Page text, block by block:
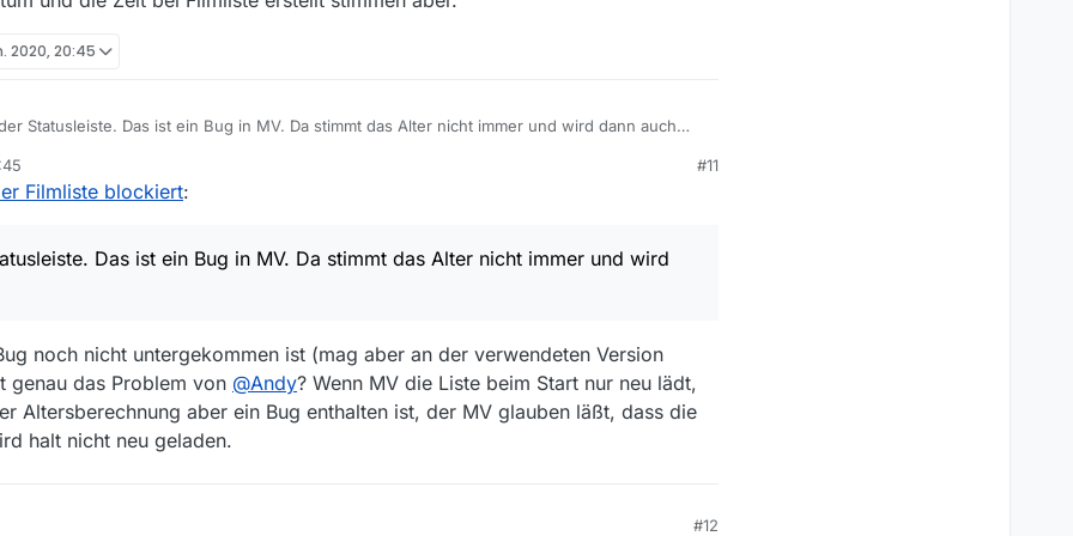
ein einer Zeitzone sein solltest, wo eine Liste von 8:12 um 17:16 tatsächlich eine Stunde alt
(noch) ein anderes Problem.
mich ja nicht, wennst mehrmals neustarten und lange warten musst …
ich Dein Problem nicht verstanden, da scheint mir etwas an der Beschreibung zu fehlen
vorbei. Vielleicht hast du das Problem wirklich nicht verstanden.
2020, 20:45
Statusleiste. Das ist ein Bug in MV. Da stimmt das Alter nicht immer und wird dann auch
#11
Filmliste blockiert:
Das ist ein Bug in MV. Da stimmt das Alter nicht immer und wird
noch nicht untergekommen ist (mag aber an der verwendeten Version
genau das Problem von @Andy? Wenn MV die Liste beim Start nur neu lädt,
Altersberechnung aber ein Bug enthalten ist, der MV glauben läßt, dass die
halt nicht neu geladen.
#12